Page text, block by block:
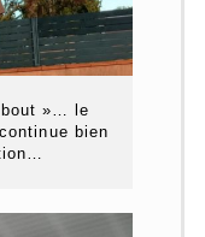
bout »… le
bien